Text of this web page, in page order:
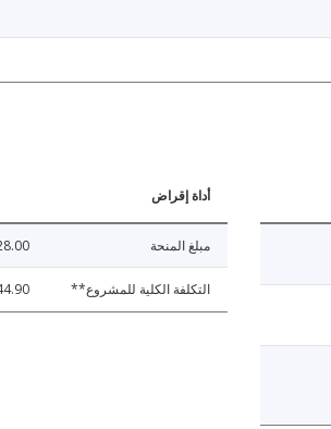
أداة إقراض
مبلغ المنحة
التكلفة الكلية للمشروع**